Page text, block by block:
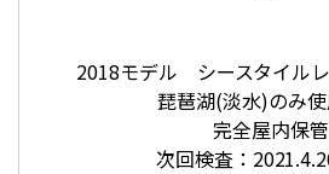
2018モデル シースタイル
琵琶湖(淡水)のみ使
完全屋内保管
次回検査：